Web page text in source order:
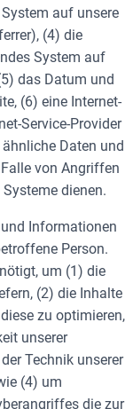
auf unsere
(4) die
System auf
das Datum und
(6) eine Internet-
Service-Provider
Daten und
von Angriffen
dienen.
Informationen
Person.
um (1) die
(2) die Inhalte
zu optimieren,
unserer
Technik unserer
(4) um
die zur